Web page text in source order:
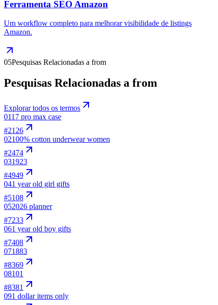
Ferramenta SEO Amazon
Um workflow completo para melhorar visibilidade de listings
Amazon.
05Pesquisas Relacionadas a from
Pesquisas Relacionadas a from
Explorar todos os termos
0117 pro max case
#2126
02100% cotton underwear women
#2474
031923
#4949
041 year old girl gifts
#5108
052026 planner
#7233
061 year old boy gifts
#7408
071883
#8369
08101
#8381
091 dollar items only